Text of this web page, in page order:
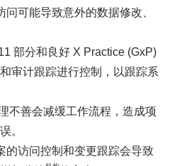
问可能导致意外的数据修改、
部分和良好 X Practice (GxP)
审计跟踪进行控制，以跟踪系
不善会减缓工作流程，造成项
。
的访问控制和变更跟踪会导致